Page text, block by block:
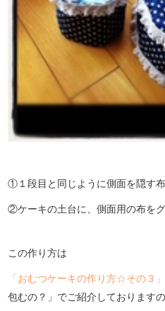
①１段目と同じように側面を隠す
②ケーキの土台に、側面用の布を
この作り方は
「おむつケーキの作り方☆その３
包むの？」でご紹介しております